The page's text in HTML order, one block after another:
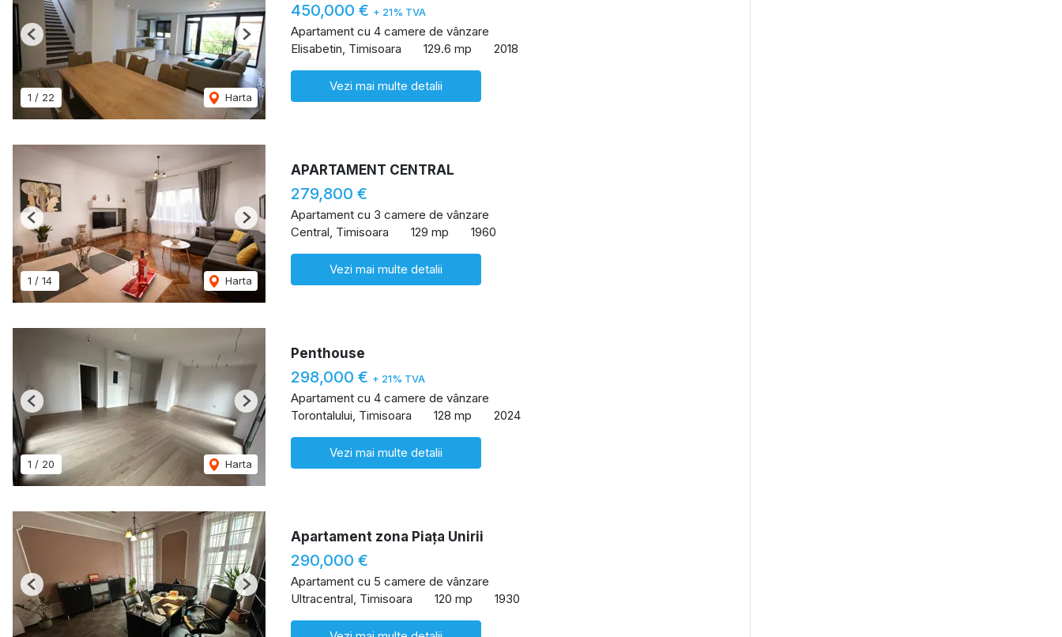
1 / 22 Harta
Previous Next
450,000 € + 21% TVA
Apartament cu 4 camere de vânzare
Elisabetin, Timisoara
129.6 mp 2018
Vezi mai multe detalii
1 / 14 Harta
Previous Next
APARTAMENT CENTRAL
279,800 €
Apartament cu 3 camere de vânzare
Central, Timisoara
129 mp 1960
Vezi mai multe detalii
1 / 20 Harta
Previous Next
Penthouse
298,000 € + 21% TVA
Apartament cu 4 camere de vânzare
Torontalului, Timisoara
128 mp 2024
Vezi mai multe detalii
Previous Next
Apartament zona Piața Unirii
290,000 €
Apartament cu 5 camere de vânzare
Ultracentral, Timisoara
120 mp 1930